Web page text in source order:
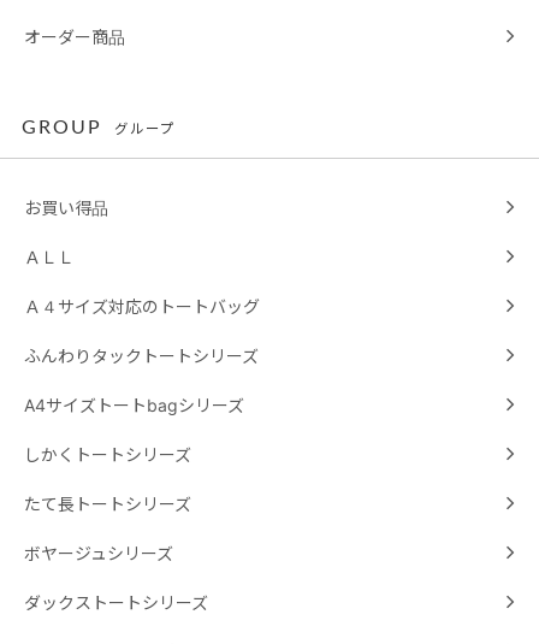
オーダー商品
GROUP グループ
お買い得品
ＡＬＬ
Ａ４サイズ対応のトートバッグ
ふんわりタックトートシリーズ
A4サイズトートbagシリーズ
しかくトートシリーズ
たて長トートシリーズ
ボヤージュシリーズ
ダックストートシリーズ